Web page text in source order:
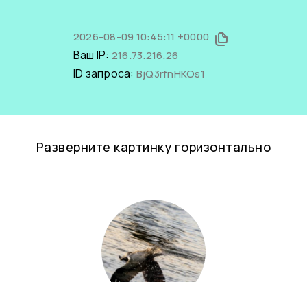
2026-08-09 10:45:11 +0000
Ваш IP: 216.73.216.26
ID запроса: BjQ3rfnHKOs1
Разверните картинку горизонтально